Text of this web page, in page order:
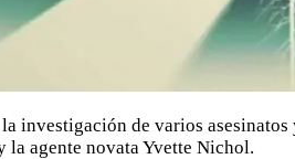
investigación de varios
la agente novata Yvette Nichol.